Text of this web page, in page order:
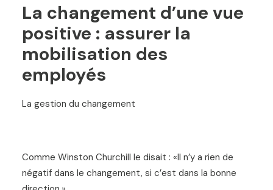
La changement d’une vue
positive : assurer la
mobilisation des
employés
La gestion du changement
Comme Winston Churchill le disait : «Il n’y a rien de
négatif dans le changement, si c’est dans la bonne